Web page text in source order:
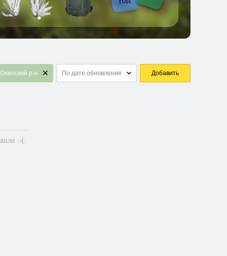
Охинский р-н По дате обновления Добавить
:-(.